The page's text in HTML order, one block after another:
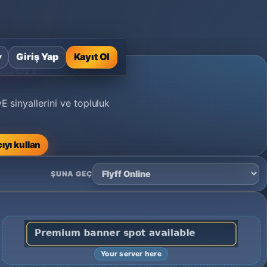
Giriş Yap Kayıt Ol
sinyallerini ve topluluk
kullan
ŞUNA GEÇ
Your server here